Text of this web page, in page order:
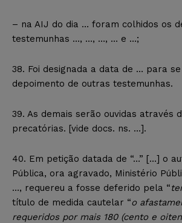
– na AIJ do dia … foram colhidos os
testemunhas …, …, …, … e …;
38. Foi designada a data de … para
depoimento de outras testemunhas.
39. As demais serão ouvidas através
precatórias. [vide docs. ns. …].
40. Em petição datada de “…” […] o
Pública, ora agravado, Ministério
…, requereu a fosse deferido pela “
título de medida cautelar “o
requeridos por mais 180 (cento e